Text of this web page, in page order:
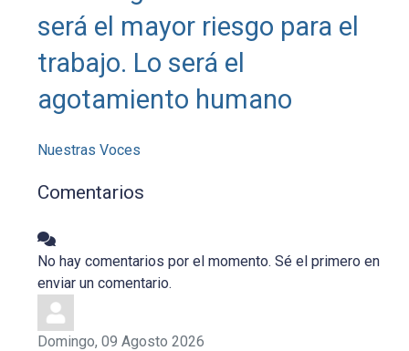
será el mayor riesgo para el
trabajo. Lo será el
agotamiento humano
Nuestras Voces
Comentarios
No hay comentarios por el momento. Sé el primero en
enviar un comentario.
Domingo, 09 Agosto 2026